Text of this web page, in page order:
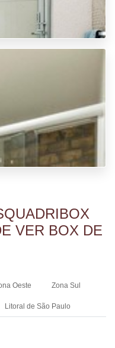
VER BOX DE
Oeste Zona Sul
Litoral de São Paulo